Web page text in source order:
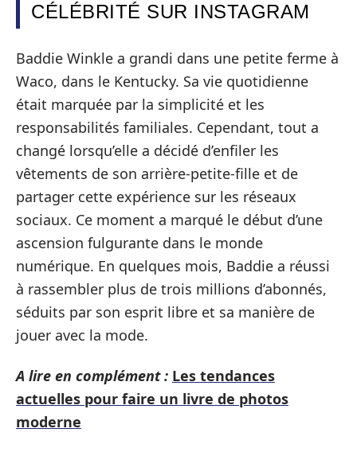
CÉLÉBRITÉ SUR INSTAGRAM
Baddie Winkle a grandi dans une petite ferme à
Waco, dans le Kentucky. Sa vie quotidienne
était marquée par la simplicité et les
responsabilités familiales. Cependant, tout a
changé lorsqu’elle a décidé d’enfiler les
vêtements de son arrière-petite-fille et de
partager cette expérience sur les réseaux
sociaux. Ce moment a marqué le début d’une
ascension fulgurante dans le monde
numérique. En quelques mois, Baddie a réussi
à rassembler plus de trois millions d’abonnés,
séduits par son esprit libre et sa manière de
jouer avec la mode.
A lire en complément : Les tendances
actuelles pour faire un livre de photos
moderne